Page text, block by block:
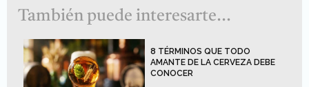
También puede interesarte...
8 TÉRMINOS QUE TODO
AMANTE DE LA CERVEZA DEBE
CONOCER